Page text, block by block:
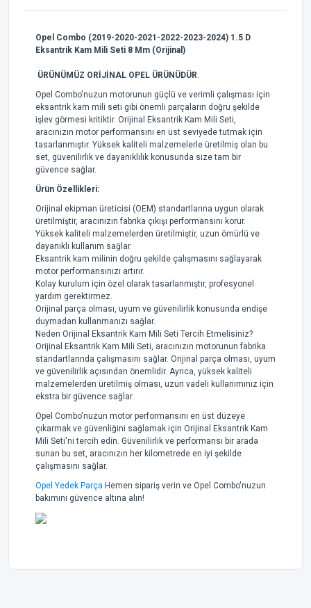
Opel Combo (2019-2020-2021-2022-2023-2024) 1.5 D
Eksantrik Kam Mili Seti 8 Mm (Orijinal)
ÜRÜNÜMÜZ ORİJİNAL OPEL ÜRÜNÜDÜR
Opel Combo'nuzun motorunun güçlü ve verimli çalışması için
eksantrik kam mili seti gibi önemli parçaların doğru şekilde
işlev görmesi kritiktir. Orijinal Eksantrik Kam Mili Seti,
aracınızın motor performansını en üst seviyede tutmak için
tasarlanmıştır. Yüksek kaliteli malzemelerle üretilmiş olan bu
set, güvenilirlik ve dayanıklılık konusunda size tam bir
güvence sağlar.
Ürün Özellikleri:
Orijinal ekipman üreticisi (OEM) standartlarına uygun olarak
üretilmiştir, aracınızın fabrika çıkışı performansını korur.
Yüksek kaliteli malzemelerden üretilmiştir, uzun ömürlü ve
dayanıklı kullanım sağlar.
Eksantrik kam milinin doğru şekilde çalışmasını sağlayarak
motor performansınızı artırır.
Kolay kurulum için özel olarak tasarlanmıştır, profesyonel
yardım gerektirmez.
Orijinal parça olması, uyum ve güvenilirlik konusunda endişe
duymadan kullanmanızı sağlar.
Neden Orijinal Eksantrik Kam Mili Seti Tercih Etmelisiniz?
Orijinal Eksantrik Kam Mili Seti, aracınızın motorunun fabrika
standartlarında çalışmasını sağlar. Orijinal parça olması, uyum
ve güvenilirlik açısından önemlidir. Ayrıca, yüksek kaliteli
malzemelerden üretilmiş olması, uzun vadeli kullanımınız için
ekstra bir güvence sağlar.
Opel Combo'nuzun motor performansını en üst düzeye
çıkarmak ve güvenliğini sağlamak için Orijinal Eksantrik Kam
Mili Seti'ni tercih edin. Güvenilirlik ve performansı bir arada
sunan bu set, aracınızın her kilometrede en iyi şekilde
çalışmasını sağlar.
Opel Yedek Parça Hemen sipariş verin ve Opel Combo'nuzun
bakımını güvence altına alın!